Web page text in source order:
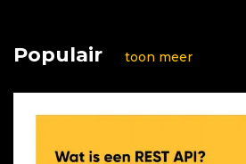
Populair toon meer